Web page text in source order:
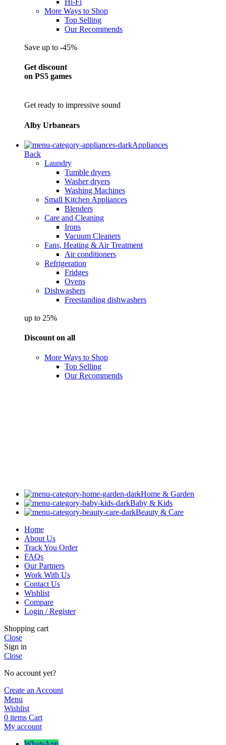
More Ways to Shop
Top Selling
Our Recommends
Save up to -45%
Get discount
on PS5 games
Get ready to impressive sound
Alby Urbanears
Appliances
Back
Laundry
Tumble dryers
Washer dryers
Washing Machines
Small Kitchen Appliances
Blenders
Care and Cleaning
Irons
Vacuum Cleaners
Fans, Heating & Air Treatment
Air conditioners
Refrigeration
Fridges
Ovens
Dishwashers
Freestanding dishwashers
up to 25%
Discount on all
More Ways to Shop
Top Selling
Our Recommends
Home & Garden
Baby & Kids
Beauty & Care
Home
About Us
Track You Order
FAQs
Our Partners
Work With Us
Contact Us
Wishlist
Compare
Login / Register
Shopping cart
Close
Sign in
Close
No account yet?
Create an Account
Menu
Wishlist
0 items Cart
My account